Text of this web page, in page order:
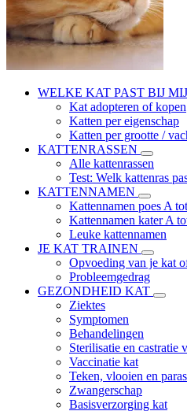
WELKE KAT PAST BIJ
Kat adopteren of kopen
Katten per eigenschap
Katten per grootte /
KATTENRASSEN
Alle kattenrassen
Test: Welk kattenras
KATTENNAMEN
Kattennamen poes A
Kattennamen kater A
Leuke kattennamen
JE KAT TRAINEN
Opvoeding van je kat
Probleemgedrag
GEZONDHEID KAT
Ziektes
Symptomen
Behandelingen
Sterilisatie en castratie
Vaccinatie kat
Teken, vlooien en
Zwangerschap
Basisverzorging kat